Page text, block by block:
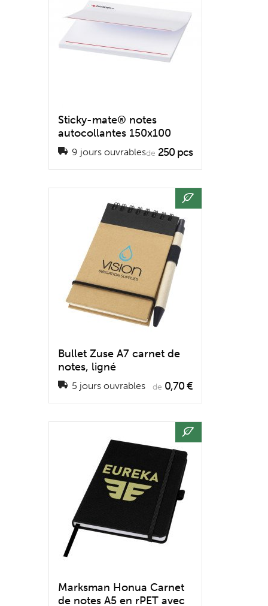
Sticky-mate® notes
autocollantes 150x100
9 jours ouvrablesde 250 pcs
Bullet Zuse A7 carnet de
notes, ligné
5 jours ouvrables de 0,70 €
Marksman Honua Carnet
de notes A5 en rPET avec